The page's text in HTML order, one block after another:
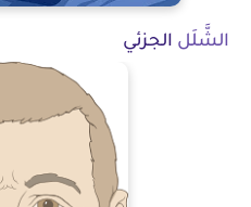
الشَّلَل الجزئي